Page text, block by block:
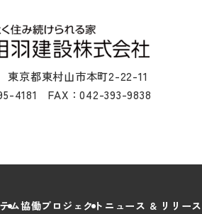
京都東村山市本町2-22-11
4181 FAX：042-393-9838
ム協働プロジェクト ニュース & リリース